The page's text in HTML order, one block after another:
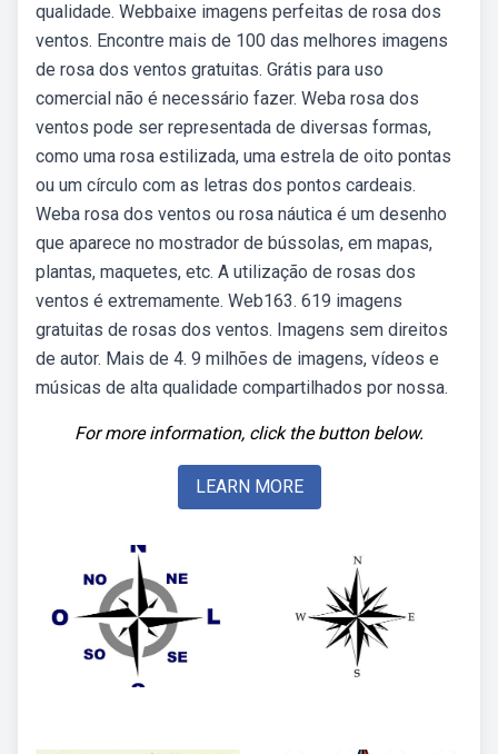
qualidade. Webbaixe imagens perfeitas de rosa dos
ventos. Encontre mais de 100 das melhores imagens
de rosa dos ventos gratuitas. Grátis para uso
comercial não é necessário fazer. Weba rosa dos
ventos pode ser representada de diversas formas,
como uma rosa estilizada, uma estrela de oito pontas
ou um círculo com as letras dos pontos cardeais.
Weba rosa dos ventos ou rosa náutica é um desenho
que aparece no mostrador de bússolas, em mapas,
plantas, maquetes, etc. A utilização de rosas dos
ventos é extremamente. Web163. 619 imagens
gratuitas de rosas dos ventos. Imagens sem direitos
de autor. Mais de 4. 9 milhões de imagens, vídeos e
músicas de alta qualidade compartilhados por nossa.
For more information, click the button below.
LEARN MORE